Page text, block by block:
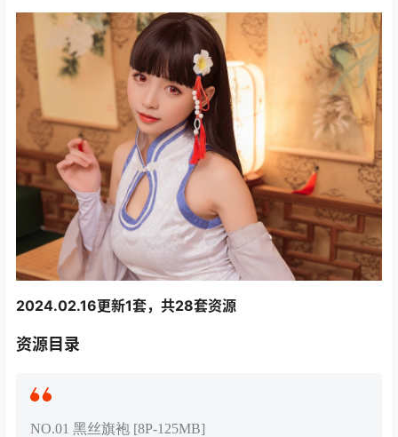
2024.02.16更新1套，共28套资源
资源目录
NO.01 黑丝旗袍 [8P-125MB]